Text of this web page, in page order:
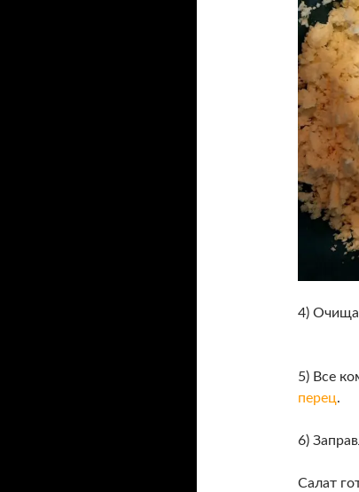
4)
5) Все
перец.
6)
Салат